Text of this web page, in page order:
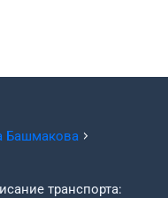
Башмакова
транспорта: